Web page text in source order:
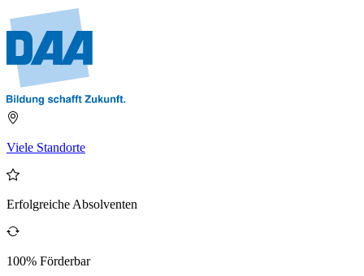
Viele Standorte
Erfolgreiche Absolventen
100% Förderbar